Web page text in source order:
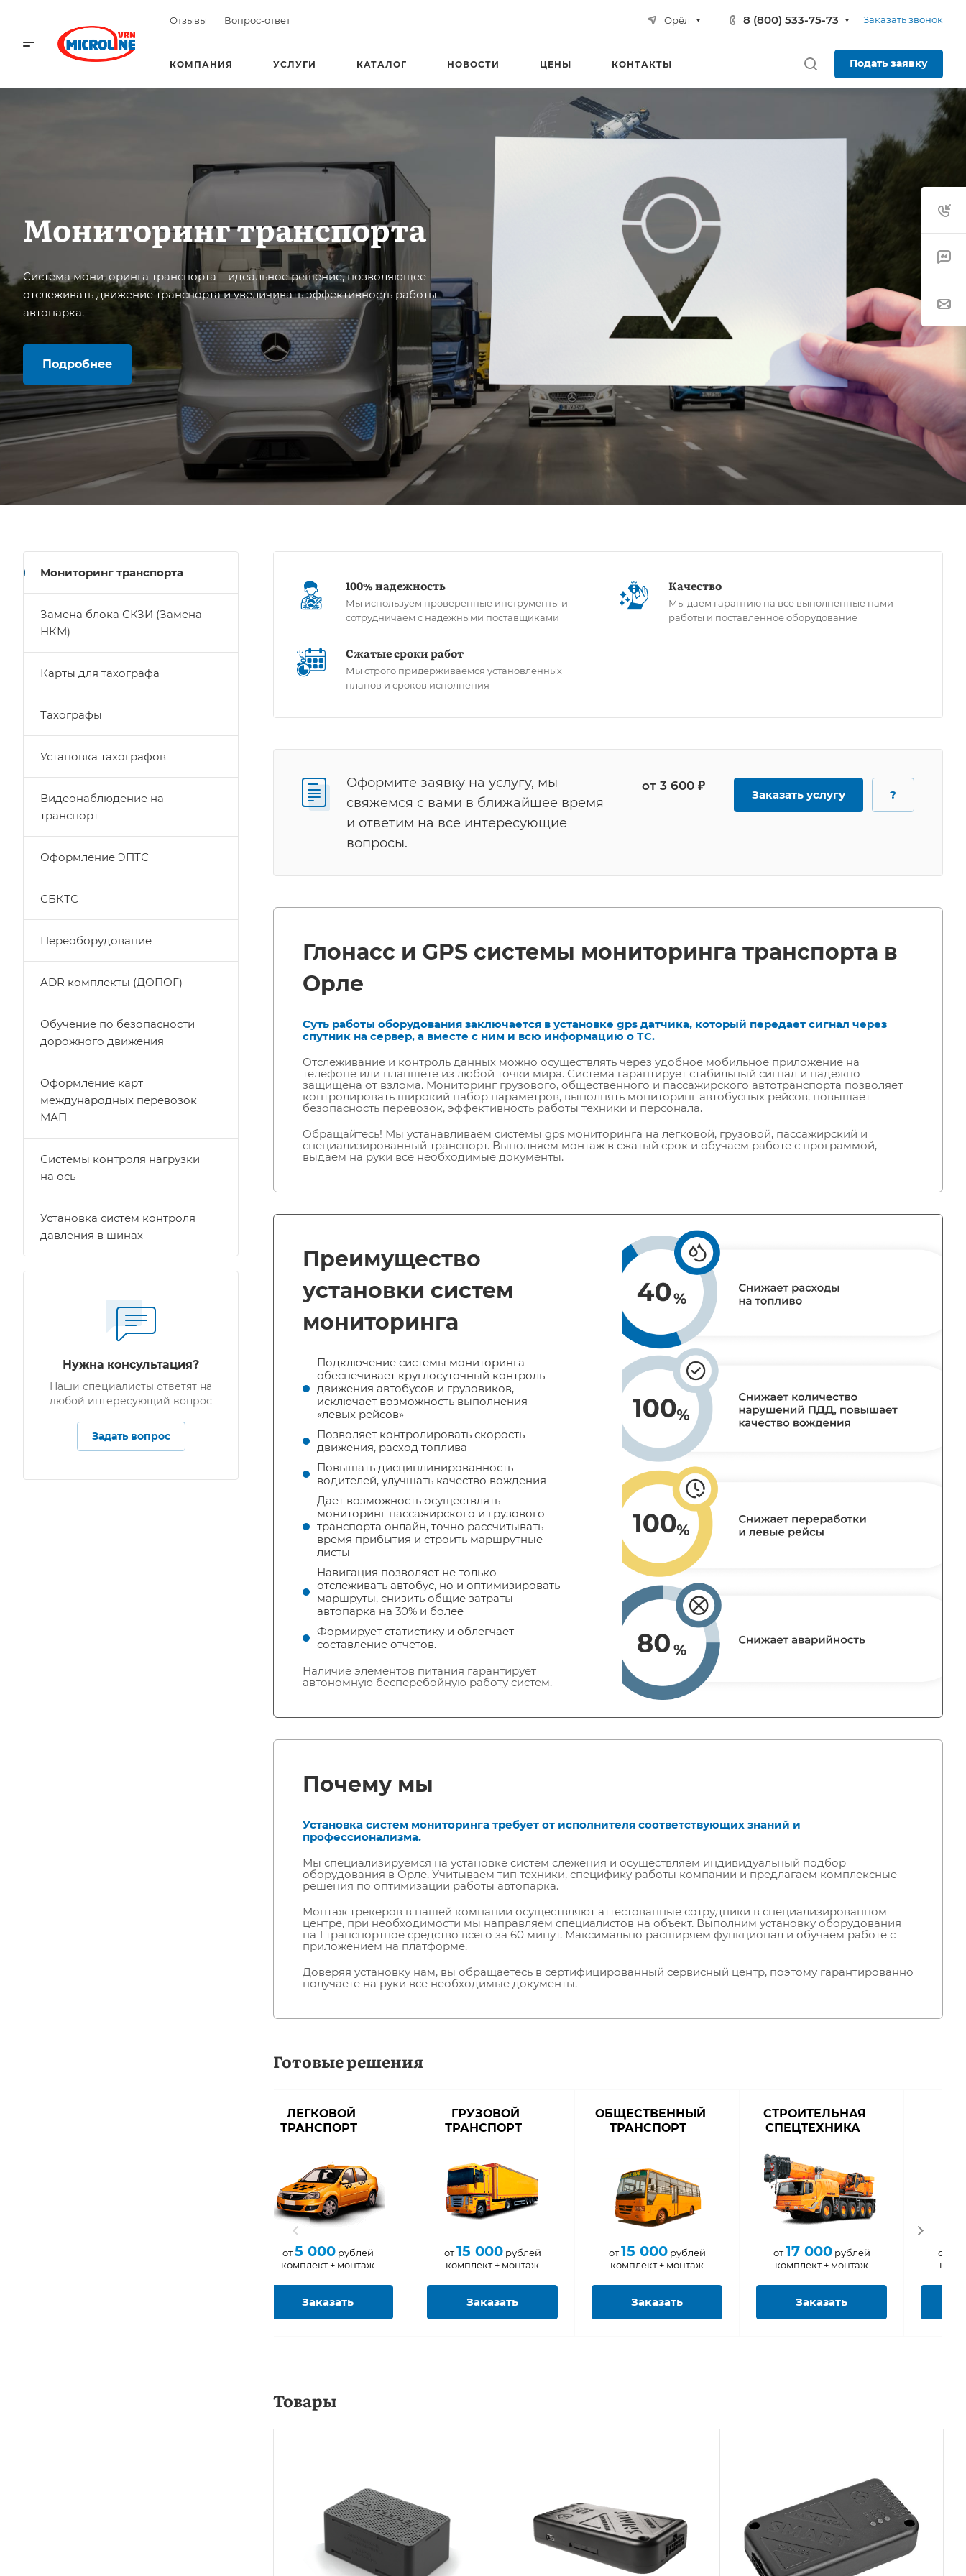
Отзывы Вопрос-ответ Орёл 8 (800) 533-75-73 Заказать звонок
КОМПАНИЯ УСЛУГИ КАТАЛОГ НОВОСТИ ЦЕНЫ КОНТАКТЫ Подать заявку
Мониторинг транспорта
Система мониторинга транспорта – идеальное решение, позволяющее
отслеживать движение транспорта и увеличивать эффективность работы
автопарка.
Подробнее
100% надежность
Мы используем проверенные инструменты и
сотрудничаем с надежными поставщиками
Качество
Мы даем гарантию на все выполненные нами
работы и поставленное оборудование
Сжатые сроки работ
Мы строго придерживаемся установленных
планов и сроков исполнения
Оформите заявку на услугу, мы
свяжемся с вами в ближайшее время
и ответим на все интересующие
вопросы.
от 3 600 ₽
Заказать услугу ?
Глонасс и GPS системы мониторинга транспорта в
Орле
Суть работы оборудования заключается в установке gps датчика, который передает сигнал через
спутник на сервер, а вместе с ним и всю информацию о ТС.
Отслеживание и контроль данных можно осуществлять через удобное мобильное приложение на
телефоне или планшете из любой точки мира. Система гарантирует стабильный сигнал и надежно
защищена от взлома. Мониторинг грузового, общественного и пассажирского автотранспорта позволяет
контролировать широкий набор параметров, выполнять мониторинг автобусных рейсов, повышает
безопасность перевозок, эффективность работы техники и персонала.
Обращайтесь! Мы устанавливаем системы gps мониторинга на легковой, грузовой, пассажирский и
специализированный транспорт. Выполняем монтаж в сжатый срок и обучаем работе с программой,
выдаем на руки все необходимые документы.
Преимущество
установки систем
мониторинга
Подключение системы мониторинга
обеспечивает круглосуточный контроль
движения автобусов и грузовиков,
исключает возможность выполнения
«левых рейсов»
Позволяет контролировать скорость
движения, расход топлива
Повышать дисциплинированность
водителей, улучшать качество вождения
Дает возможность осуществлять
мониторинг пассажирского и грузового
транспорта онлайн, точно рассчитывать
время прибытия и строить маршрутные
листы
Навигация позволяет не только
отслеживать автобус, но и оптимизировать
маршруты, снизить общие затраты
автопарка на 30% и более
Формирует статистику и облегчает
составление отчетов.
Наличие элементов питания гарантирует
автономную бесперебойную работу систем.
Почему мы
Установка систем мониторинга требует от исполнителя соответствующих знаний и
профессионализма.
Мы специализируемся на установке систем слежения и осуществляем индивидуальный подбор
оборудования в Орле. Учитываем тип техники, специфику работы компании и предлагаем комплексные
решения по оптимизации работы автопарка.
Монтаж трекеров в нашей компании осуществляют аттестованные сотрудники в специализированном
центре, при необходимости мы направляем специалистов на объект. Выполним установку оборудования
на 1 транспортное средство всего за 60 минут. Максимально расширяем функционал и обучаем работе с
приложением на платформе.
Доверяя установку нам, вы обращаетесь в сертифицированный сервисный центр, поэтому гарантированно
получаете на руки все необходимые документы.
Готовые решения
ЛЕГКОВОЙ
ТРАНСПОРТ
от5 000рублей
комплект + монтаж
Заказать
ГРУЗОВОЙ
ТРАНСПОРТ
от15 000рублей
комплект + монтаж
Заказать
ОБЩЕСТВЕННЫЙ
ТРАНСПОРТ
от15 000рублей
комплект + монтаж
Заказать
СТРОИТЕЛЬНАЯ
СПЕЦТЕХНИКА
от17 000рублей
комплект + монтаж
Заказать
от
Товары
Мониторинг транспорта
Замена блока СКЗИ (Замена
НКМ)
Карты для тахографа
Тахографы
Установка тахографов
Видеонаблюдение на
транспорт
Оформление ЭПТС
СБКТС
Переоборудование
ADR комплекты (ДОПОГ)
Обучение по безопасности
дорожного движения
Оформление карт
международных перевозок
МАП
Системы контроля нагрузки
на ось
Установка систем контроля
давления в шинах
Нужна консультация?
Наши специалисты ответят на
любой интересующий вопрос
Задать вопрос